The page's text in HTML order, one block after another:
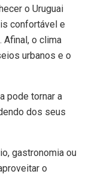
o Uruguai
confortável e
Afinal, o clima
urbanos e o
pode tornar a
dos seus
gastronomia ou
o